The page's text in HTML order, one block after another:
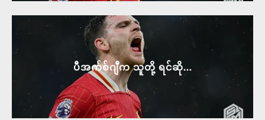
ပီအက်စ်ဂျီက သူတို့ ရင်ဆို...